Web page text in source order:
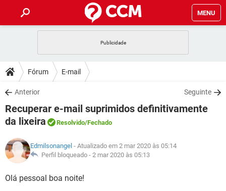
MENU
CELULAR
OUTLOOK
INSTAGRAM GMAIL
GUIA DE COMPRAS
DICAS
JOGOS
OUTLOOK
GUIA DE COMPRAS
DOWNLOADS
JOGOS WHATSAPP
CELULAR
OUTLOOK EXCEL
INSTAGRAM
GUIA DE COMPRAS
FÓRUM
CELULAR FACEBOOK
GLOSSÁRIO
JOGOS
CELULAR
Fórum E-mail
Anterior Seguinte
Recuperar e-mail suprimidos definitivamente
da lixeira
Resolvido/Fechado
Edmilsonangel - Atualizado em 2 mar 2020 às 05:14
Perfil bloqueado - 2 mar 2020 às 05:13
Olá pessoal boa noite!